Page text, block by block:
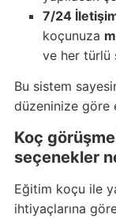
7/24
koçunuza
ve her türlü
Bu sistem
düzeninize göre
Koç
seçenekler
Eğitim koçu ile
ihtiyaçlarına